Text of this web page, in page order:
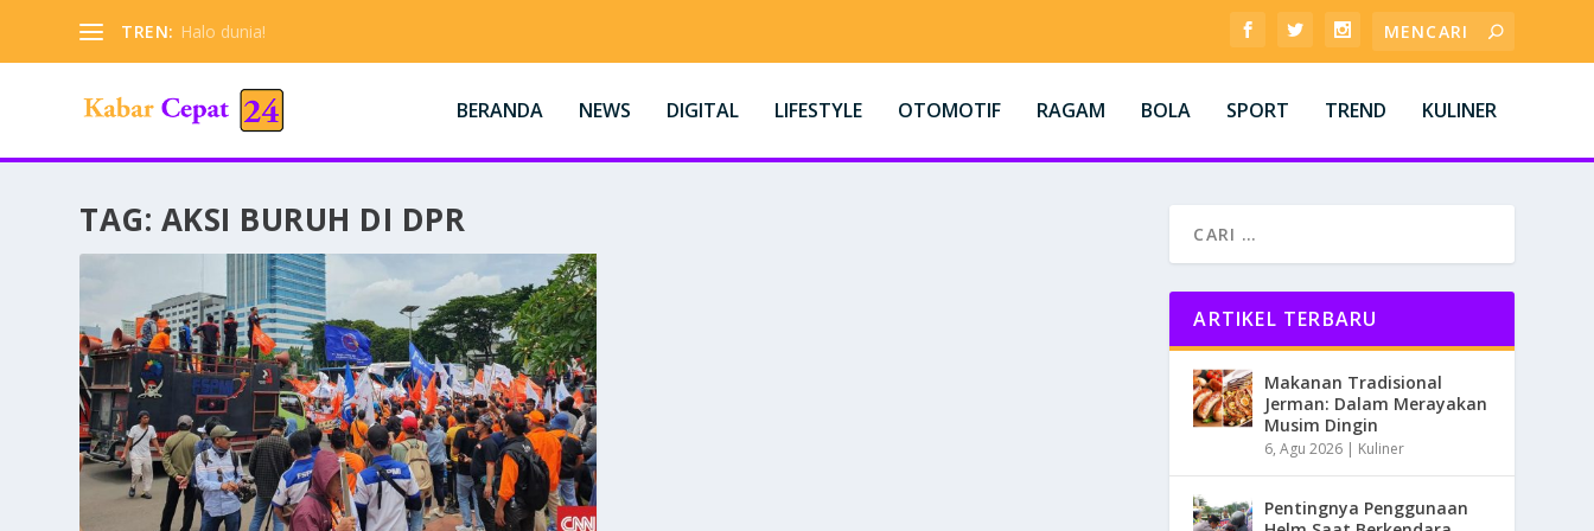
TREN: Halo dunia!
BERANDA NEWS DIGITAL LIFESTYLE OTOMOTIF RAGAM BOLA SPORT TREND KULINER
TAG: AKSI BURUH DI DPR
ARTIKEL TERBARU
Makanan Tradisional
Jerman: Dalam Merayakan
Musim Dingin
6, Agu 2026 | Kuliner
Pentingnya Penggunaan